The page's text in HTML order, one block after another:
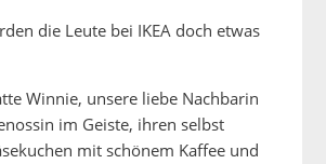
die Leute bei IKEA doch etwas
Winnie, unsere liebe Nachbarin
im Geiste, ihren selbst
mit schönem Kaffee und